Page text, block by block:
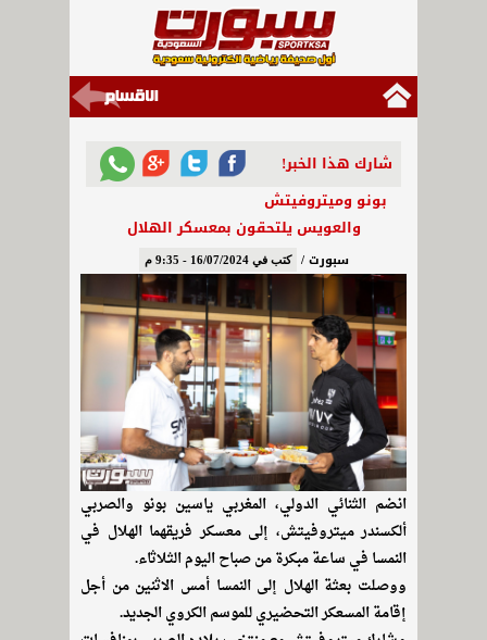
شارك هذا الخبر!
بونو وميتروفيتش
والعويس يلتحقون بمعسكر الهلال
سبورت / كتب في 16/07/2024 - 9:35 م
انضم الثنائي الدولي، المغربي ياسين بونو والصربي
ألكسندر ميتروفيتش، إلى معسكر فريقهما الهلال في
النمسا في ساعة مبكرة من صباح اليوم الثلاثاء.
ووصلت بعثة الهلال إلى النمسا أمس الاثنين من أجل
إقامة المسعكر التحضيري للموسم الكروي الجديد.